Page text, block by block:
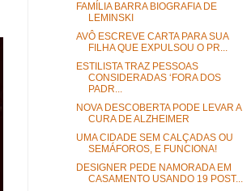
FAMÍLIA BARRA BIOGRAFIA DE
LEMINSKI
AVÔ ESCREVE CARTA PARA SUA
FILHA QUE EXPULSOU O PR...
ESTILISTA TRAZ PESSOAS
CONSIDERADAS ‘FORA DOS
PADR...
NOVA DESCOBERTA PODE LEVAR A
CURA DE ALZHEIMER
UMA CIDADE SEM CALÇADAS OU
SEMÁFOROS, E FUNCIONA!
DESIGNER PEDE NAMORADA EM
CASAMENTO USANDO 19 POST...